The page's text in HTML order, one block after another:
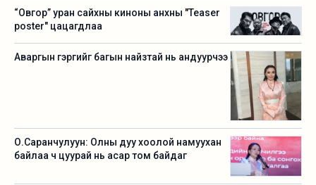
“Овгор” уран сайхны киноны анхны "Teaser
poster" цацагдлаа
Аваргын гэргийг багын найзтай нь андуурчээ
О.Саранчулуун: Олны дуу хоолой намуухан
байлаа ч цуурай нь асар том байдаг